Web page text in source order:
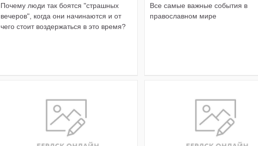
Почему люди так боятся "страшных
вечеров", когда они начинаются и от
чего стоит воздержаться в это время?
Все самые важные события в
православном мире